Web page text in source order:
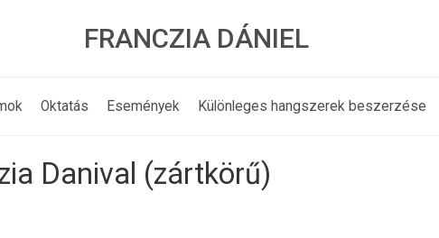
FRANCZIA DÁNIEL
Oktatás Események Különleges hangszerek beszerzése
Danival (zártkörű)